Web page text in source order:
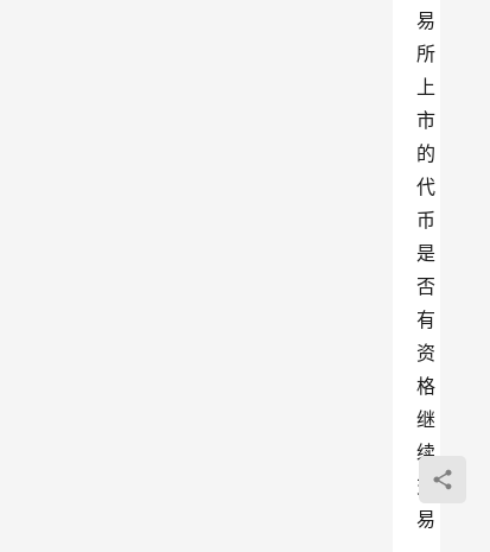
易
所
上
市
的
代
币
是
否
有
资
格
继
续
交
易